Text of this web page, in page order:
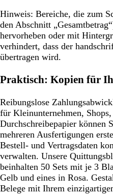
Hinweis: Bereiche, die zum
den Abschnitt
hervorheben oder mit
verhindert, dass der
übertragen wird.
Praktisch: Kopien für
Reibungslose
für Kleinunternehmen,
Durchschreibepapier können
mehreren Ausfertigungen
Bestell- und Vertragsdaten
verwalten. Unsere
beinhalten 50 Sets mit je 3
Gelb und eines in Rosa.
Belege mit Ihrem